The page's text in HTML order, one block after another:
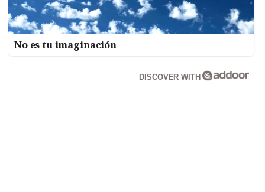
No es tu imaginación
DISCOVER WITH